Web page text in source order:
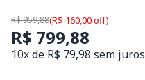
R$ 959,88(R$ 160,00 off)
R$ 799,88
10x de R$ 79,98 sem juros